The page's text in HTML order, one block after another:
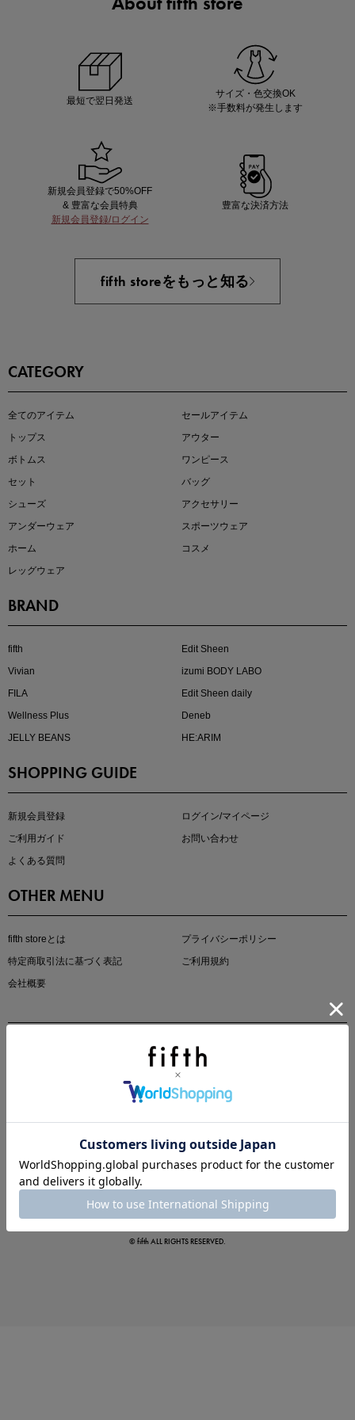
買えば買うほどお得! 最大半額クーポン
近日販売のアイテムを先見せ
真夏のオフィスカジュアル
夏の即戦力ワンピ
最短で翌日発送
サイズ・色交換OK
※手数料が発生します
新規会員登録で50%OFF
& 豊富な会員特典
新規会員登録/ログイン
豊富な決済方法
fifth storeをもっと知る
CATEGORY
全てのアイテム
セールアイテム
トップス
アウター
ボトムス
ワンピース
セット
バッグ
シューズ
アクセサリー
アンダーウェア
スポーツウェア
ホーム
コスメ
レッグウェア
BRAND
fifth
Edit Sheen
Vivian
izumi BODY LABO
FILA
Edit Sheen daily
Wellness Plus
Deneb
JELLY BEANS
HE:ARIM
SHOPPING GUIDE
新規会員登録
ログイン/マイページ
ご利用ガイド
お問い合わせ
よくある質問
OTHER MENU
fifth storeとは
プライバシーポリシー
特定商取引法に基づく表記
ご利用規約
会社概要
© fifth ALL RIGHTS RESERVED.